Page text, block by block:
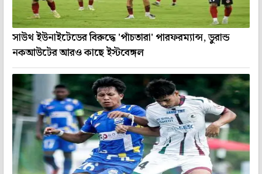
সাউথ ইউনাইটেডের বিরুদ্ধে 'পাঁচতারা' পারফরম্যান্স, ডুরান্ড
নকআউটের আরও কাছে ইস্টবেঙ্গল